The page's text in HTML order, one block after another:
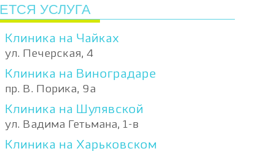
УСЛУГА
Клиника на Чайках
ул. Печерская, 4
Клиника на Виноградаре
пр. В. Порика, 9а
Клиника на Шулявской
ул. Вадима Гетьмана, 1-в
Клиника на Харьковском